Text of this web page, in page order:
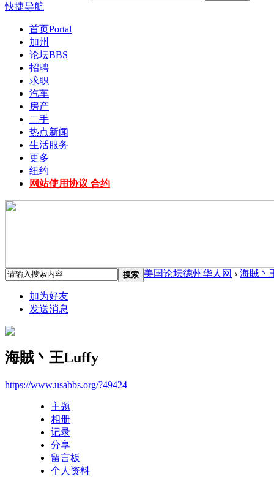
快捷导航
首页Portal
加州
论坛BBS
招聘
求职
汽车
房产
二手
热点新闻
生活服务
更多
纽约
网站使用协议 合约
搜索 美国论坛德州华人网 › 海賊丶
加为好友
发送消息
海賊丶王Luffy
https://www.usabbs.org/?49424
主题
相册
记录
分享
留言板
个人资料